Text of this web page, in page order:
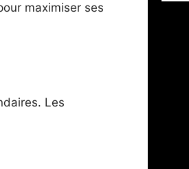
maximiser ses
Les